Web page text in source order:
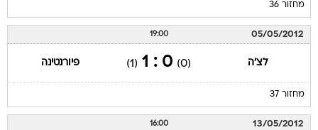
מחזור 36
05/05/2012
19:00
לצ'ה (0)
0 : 1
(1) פיורנטינה
מחזור 37
13/05/2012
16:00